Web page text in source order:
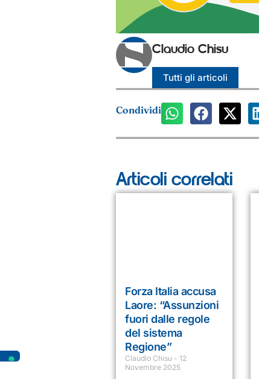
Claudio Chisu
Tutti gli articoli
Condividi
Articoli correlati
Forza Italia accusa
Laore: “Assunzioni
fuori dalle regole
del sistema
Regione”
Claudio Chisu
12
Novembre 2025